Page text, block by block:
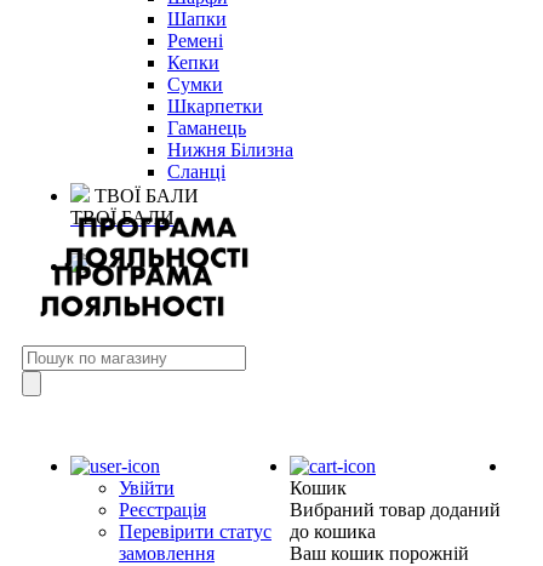
Шапки
Ремені
Кепки
Сумки
Шкарпетки
Гаманець
Нижня Білизна
Сланці
ТВОЇ БАЛИ
ТВОЇ БАЛИ
Увійти
Реєстрація
Перевірити статус
замовлення
Кошик
Вибраний товар доданий
до кошика
Ваш кошик порожній